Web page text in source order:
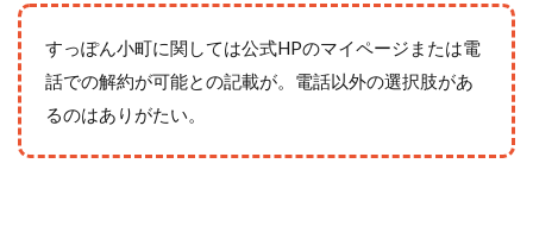
すっぽん小町に関しては公式HPのマイページまたは電
話での解約が可能との記載が。電話以外の選択肢があ
るのはありがたい。